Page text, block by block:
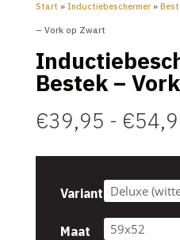
Start » Inductiebeschermer»
– Vork op Zwart
Bestek –
€39,95 - €
Variant
Maat